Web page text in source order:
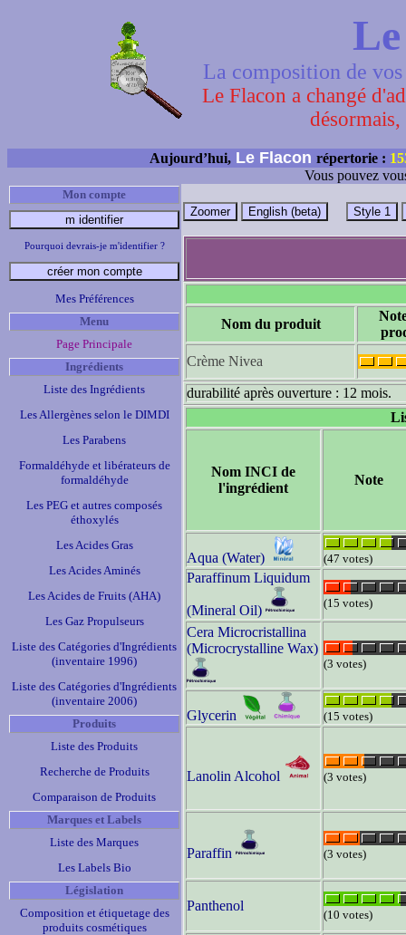
La composition de
Le Flacon a changé
Aujourd’hui, Le Flacon répertorie :
Vous pouvez
Mon compte
Pourquoi devrais-je m'identifier ?
Mes Préférences
Menu
Page Principale
Ingrédients
Liste des Ingrédients
Les Allergènes selon le DIMDI
Les Parabens
Formaldéhyde et libérateurs de
formaldéhyde
Les PEG et autres composés
éthoxylés
Les Acides Gras
Les Acides Aminés
Les Acides de Fruits (AHA)
Les Gaz Propulseurs
Liste des Catégories d'Ingrédients
(inventaire 1996)
Liste des Catégories d'Ingrédients
(inventaire 2006)
Produits
Liste des Produits
Recherche de Produits
Comparaison de Produits
Marques et Labels
Liste des Marques
Les Labels Bio
Législation
Composition et étiquetage des
produits cosmétiques
Nom du produit
Crème Nivea
durabilité après ouverture : 12 mois.
Nom INCI de
l'ingrédient
Note
Aqua (Water) (47 votes)
Paraffinum Liquidum
(Mineral Oil) (15 votes)
Cera Microcristallina
(Microcrystalline Wax)
(3 votes)
Glycerin (15 votes)
Lanolin Alcohol (3 votes)
Paraffin (3 votes)
Panthenol
(10 votes)